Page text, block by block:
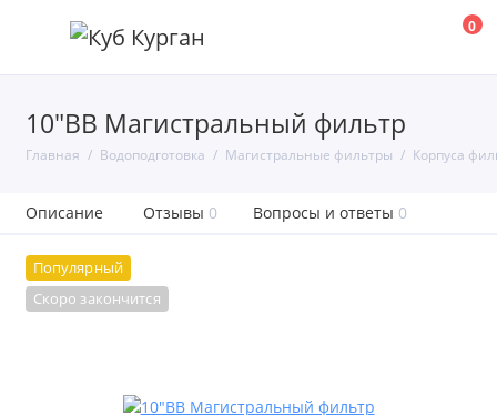
0
10"BB Магистральный фильтр
Главная Водоподготовка Магистральные фильтры Корпуса
Описание Отзывы 0 Вопросы и ответы 0
Популярный
Скоро закончится